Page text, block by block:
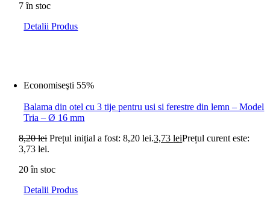
7 în stoc
Detalii Produs
Economiseşti 55%
Balama din otel cu 3 tije pentru usi si ferestre din lemn – Model
Tria – Ø 16 mm
8,20lei Prețul inițial a fost: 8,20 lei.3,73leiPrețul curent este:
3,73 lei.
20 în stoc
Detalii Produs